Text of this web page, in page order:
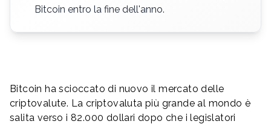
Bitcoin entro la fine dell'anno.
Bitcoin ha scioccato di nuovo il mercato delle
criptovalute. La criptovaluta più grande al mondo è
salita verso i 82.000 dollari dopo che i legislatori